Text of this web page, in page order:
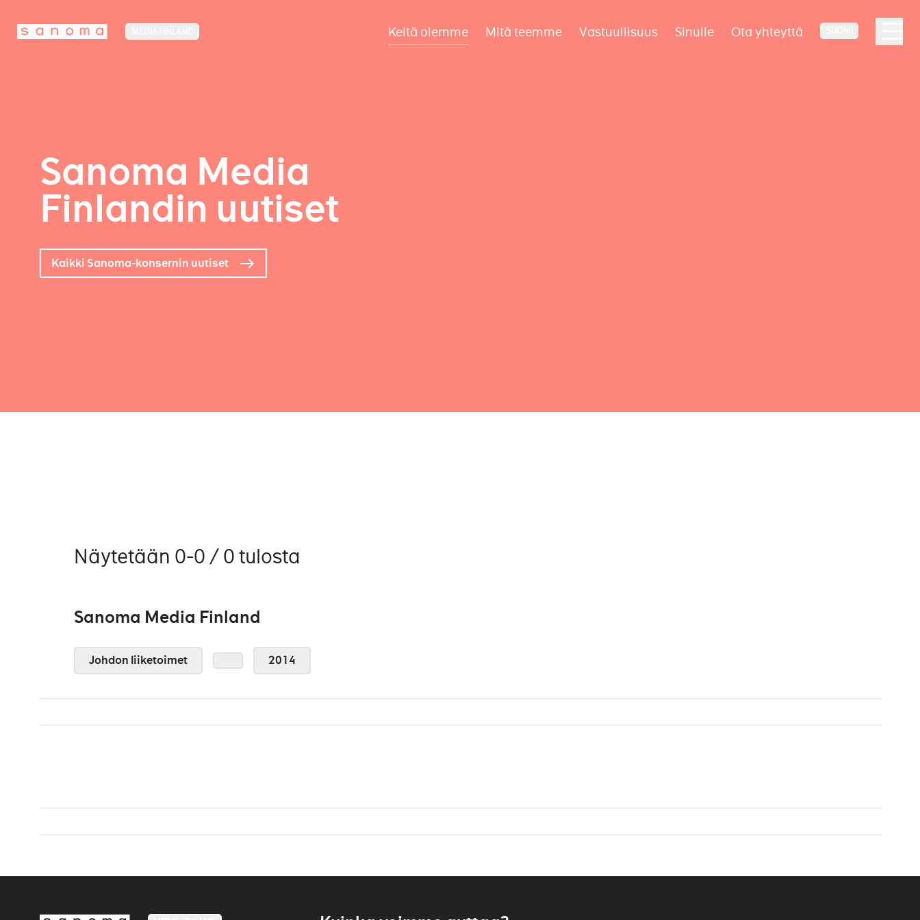
Keitä olemme Mitä teemme Vastuullisuus Sinulle Ota yhteyttä
Sanoma Media
Finlandin uutiset
Kaikki Sanoma-konsernin uutiset
Näytetään 0-0 / 0 tulosta
Sanoma Media Finland
Johdon liiketoimet 2014